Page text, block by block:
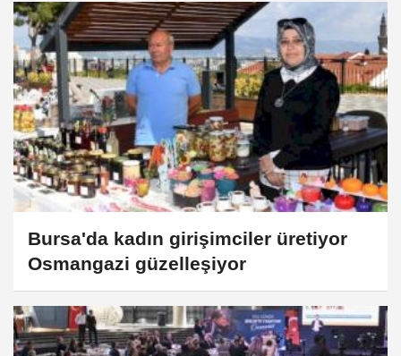
Bursa'da kadın girişimciler üretiyor
Osmangazi güzelleşiyor